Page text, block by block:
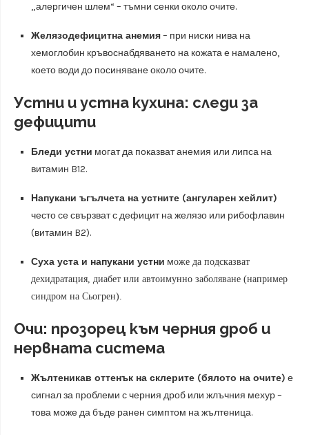
„алергичен шлем“ – тъмни сенки около очите.
Желязодефицитна анемия– при ниски нива на
хемоглобин кръвоснабдяването на кожата е намалено,
което води до посиняване около очите.
Устни и устна кухина: следи за
дефицити
Бледи устни могат да показват анемия или липса на
витамин B12.
Напукани ъгълчета на устните (ангуларен хейлит)
често се свързват с дефицит на желязо или рибофлавин
(витамин B2).
Суха уста и напукани устни може да подсказват
дехидратация, диабет или автоимунно заболяване (например
синдром на Сьогрен).
Очи: прозорец към черния дроб и
нервната система
Жълтеникав оттенък на склерите (бялото на очите) е
сигнал за проблеми с черния дроб или жлъчния мехур –
това може да бъде ранен симптом на жълтеница.